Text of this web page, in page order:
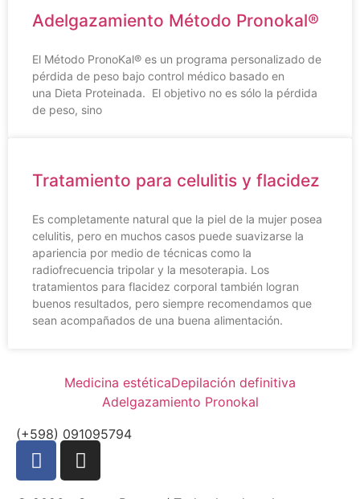
Adelgazamiento Método Pronokal®
El Método PronoKal® es un programa personalizado de
pérdida de peso bajo control médico basado en
una Dieta Proteinada. El objetivo no es sólo la pérdida
de peso, sino
Tratamiento para celulitis y flacidez
Es completamente natural que la piel de la mujer posea
celulitis, pero en muchos casos puede suavizarse la
apariencia por medio de técnicas como la
radiofrecuencia tripolar y la mesoterapia. Los
tratamientos para flacidez corporal también logran
buenos resultados, pero siempre recomendamos que
sean acompañados de una buena alimentación.
Medicina estéticaDepilación definitiva
Adelgazamiento Pronokal
(+598) 091095794